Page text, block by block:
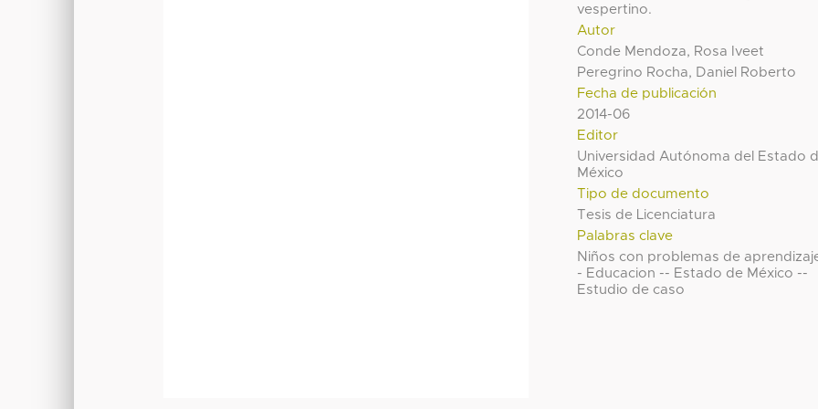
vespertino.
Autor
Conde Mendoza, Rosa Iveet
Peregrino Rocha, Daniel Roberto
Fecha de publicación
2014-06
Editor
Universidad Autónoma del Estado
México
Tipo de documento
Tesis de Licenciatura
Palabras clave
Niños con problemas de
- Educacion -- Estado de México --
Estudio de caso